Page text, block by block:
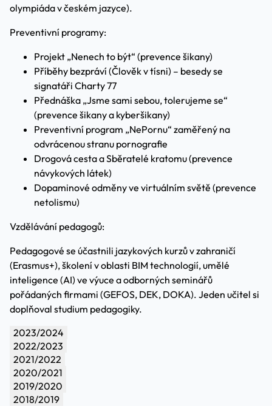
olympiáda v českém jazyce).
Preventivní programy:
Projekt „Nenech to být“ (prevence šikany)
Příběhy bezpráví (Člověk v tísni) – besedy se
signatáři Charty 77
Přednáška „Jsme sami sebou, tolerujeme se“
(prevence šikany a kyberšikany)
Preventivní program „NePornu“ zaměřený na
odvrácenou stranu pornografie
Drogová cesta a Sběratelé kratomu (prevence
návykových látek)
Dopaminové odměny ve virtuálním světě (prevence
netolismu)
Vzdělávání pedagogů:
Pedagogové se účastnili jazykových kurzů v zahraničí
(Erasmus+), školení v oblasti BIM technologií, umělé
inteligence (AI) ve výuce a odborných seminářů
pořádaných firmami (GEFOS, DEK, DOKA). Jeden učitel si
doplňoval studium pedagogiky.
2023/2024
2022/2023
2021/2022
2020/2021
2019/2020
2018/2019